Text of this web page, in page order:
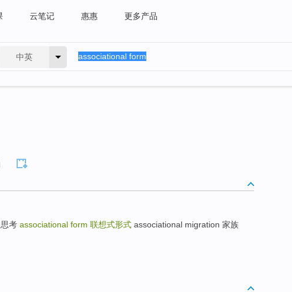
云笔记 惠惠 更多产品
中英
考 associational form 联想式形式 associational migration 家族